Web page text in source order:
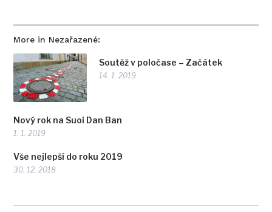
More in Nezařazené:
Soutěž v poločase – Začátek
14. 1. 2019
Nový rok na Suoi Dan Ban
1. 1. 2019
Vše nejlepší do roku 2019
30. 12. 2018